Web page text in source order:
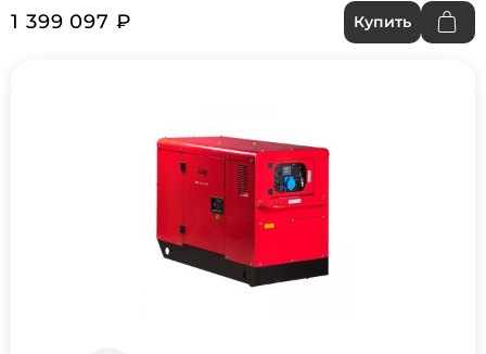
1 399 097 ₽
Купить